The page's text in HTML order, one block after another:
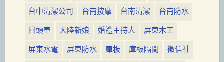
台中清潔公司
台南按摩 台南清潔
台南防水
回頭車
大陸新娘 婚禮主持人
屏東木工
屏東水電
屏東防水 庫板 庫板隔間
徵信社